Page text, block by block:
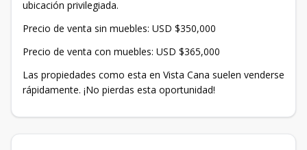
ubicación privilegiada.
Precio de venta sin muebles: USD $350,000
Precio de venta con muebles: USD $365,000
Las propiedades como esta en Vista Cana suelen venderse
rápidamente. ¡No pierdas esta oportunidad!